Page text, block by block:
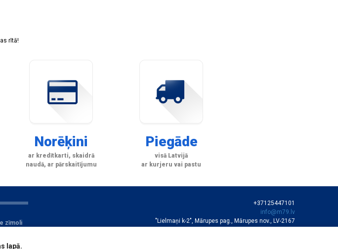
rītā!
Norēķini
ar kredītkarti, skaidrā
naudā, ar pārskaitījumu
Piegāde
visā Latvijā
ar kurjeru vai pastu
zīmoli
+37125447101
info@m79.lv
"Lielmaņi k-2", Mārupes pag., Mārupes nov., LV-2167
lapā.